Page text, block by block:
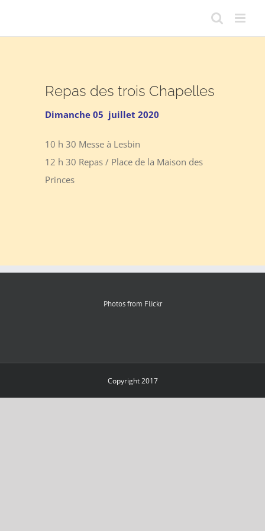
Repas des trois Chapelles
Dimanche 05 juillet 2020
10 h 30 Messe à Lesbin
12 h 30 Repas / Place de la Maison des
Princes
Photos from Flickr
Copyright 2017